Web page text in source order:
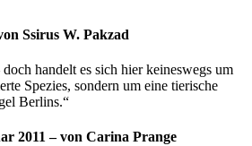
Ssirus W. Pakzad
handelt es sich hier keineswegs um
Spezies, sondern um eine tierische
Berlins.“
2011 – von Carina Prange